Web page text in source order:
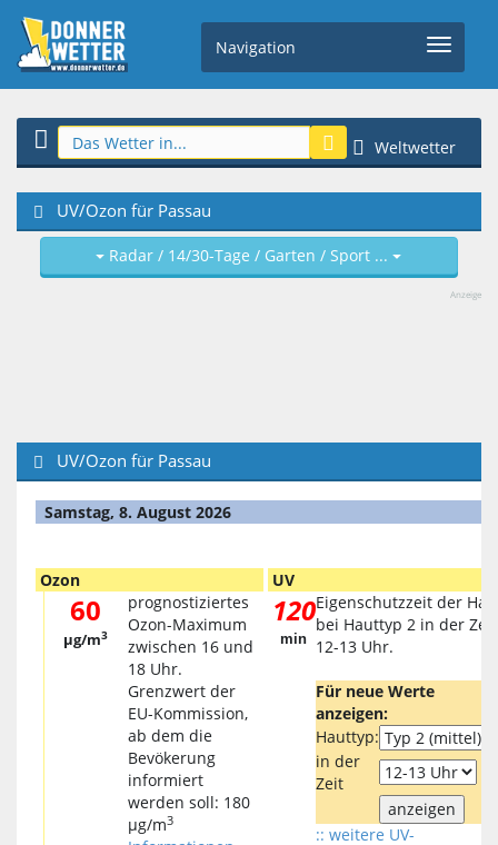
Navigation
Weltwetter
UV/Ozon für Passau
Radar / 14/30-Tage / Garten / Sport ...
Anzeige
UV/Ozon für Passau
Samstag, 8. August 2026
Ozon
60
µg/m3
prognostiziertes
Ozon-Maximum
zwischen 16 und
18 Uhr.
Grenzwert der
EU-Kommission,
ab dem die
Bevökerung
informiert
werden soll: 180
µg/m3
UV
120
min
Eigenschutzzeit der
bei Hauttyp 2 in der Zeit
12-13 Uhr.
Für neue Werte
anzeigen:
Hauttyp:
in der
Zeit
:: weitere UV-